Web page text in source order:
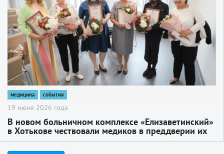
медицина события
19 июня 2026 года
В новом больничном комплексе «Елизаветинский»
в Хотькове чествовали медиков в преддверии их
профессионального дня